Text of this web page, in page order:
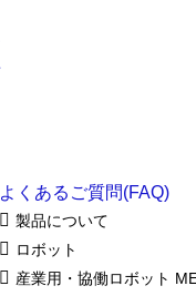
よくあるご質問(FAQ)
製品について
ロボット
産業用・協働ロボット